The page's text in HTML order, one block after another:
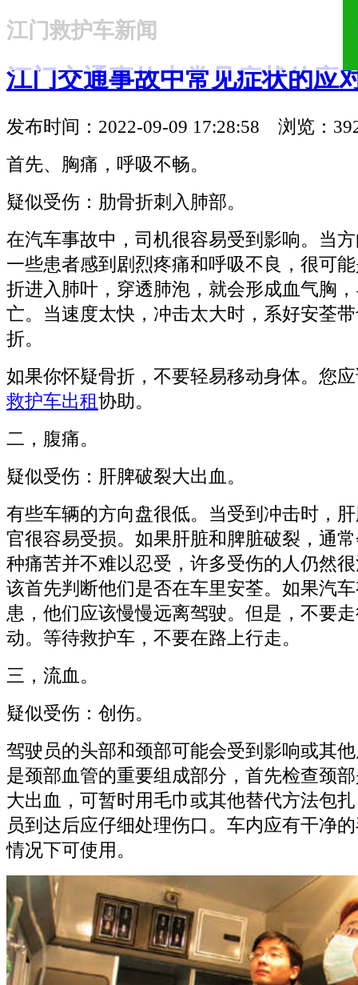
18321810781
江门救护车新闻
江门交通事故中常见症状的应
发布时间：2022-09-09 17:28:58 浏览：
首先、胸痛，呼吸不畅。
疑似受伤：肋骨折刺入肺部。
在汽车事故中，司机很容易受到影响。当
一些患者感到剧烈疼痛和呼吸不良，很可
折进入肺叶，穿透肺泡，就会形成血气胸
亡。当速度太快，冲击太大时，系好安荃
折。
如果你怀疑骨折，不要轻易移动身体。您
救护车出租协助。
二，腹痛。
疑似受伤：肝脾破裂大出血。
有些车辆的方向盘很低。当受到冲击时，
官很容易受损。如果肝脏和脾脏破裂，通
种痛苦并不难以忍受，许多受伤的人仍然
该首先判断他们是否在车里安荃。如果汽
患，他们应该慢慢远离驾驶。但是，不要
动。等待救护车，不要在路上行走。
三，流血。
疑似受伤：创伤。
驾驶员的头部和颈部可能会受到影响或其
是颈部血管的重要组成部分，首先检查颈
大出血，可暂时用毛巾或其他替代方法包
员到达后应仔细处理伤口。车内应有干净
情况下可使用。